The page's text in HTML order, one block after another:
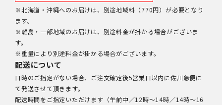
※北海道・沖縄へのお届けは、別途地域料（770円）が必要となり
ます。
※離島・一部地域のお届けは、別途料金が掛かる場合がございま
す。
※重量により別途料金が掛かる場合がございます。
配送について
日時のご指定がない場合、ご注文確定後5営業日以内に佐川急便に
て発送させて頂きます。
配送時間をご指定いただけます（午前中／12時～14時／14時～16